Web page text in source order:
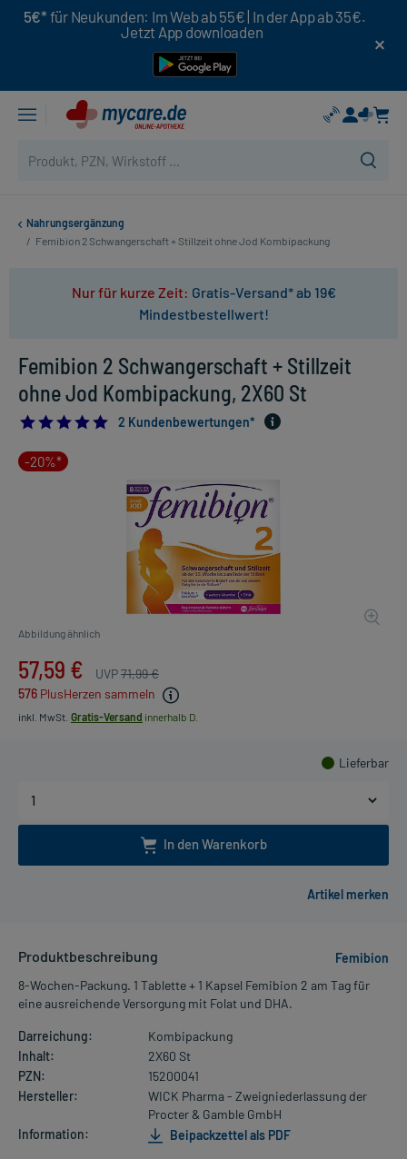
5€* für Neukunden: Im Web ab 55€ | In der App ab 35€.
Jetzt App downloaden
Nahrungsergänzung
/ Femibion 2 Schwangerschaft + Stillzeit ohne Jod Kombipackung
Nur für kurze Zeit: Gratis-Versand* ab 19€
Mindestbestellwert!
Femibion 2 Schwangerschaft + Stillzeit
ohne Jod Kombipackung, 2X60 St
5.0
2 Kundenbewertungen*
-20%*
Abbildung ähnlich
57,59 € UVP71,99 €
576 PlusHerzen sammeln
inkl. MwSt. Gratis-Versand innerhalb D.
Lieferbar
In den Warenkorb
Produktbeschreibung
Femibion
8-Wochen-Packung. 1 Tablette + 1 Kapsel Femibion 2 am Tag für
eine ausreichende Versorgung mit Folat und DHA.
Darreichung:
Kombipackung
Inhalt:
2X60 St
PZN:
15200041
Hersteller:
WICK Pharma - Zweigniederlassung der
Procter & Gamble GmbH
Information:
Beipackzettel als PDF